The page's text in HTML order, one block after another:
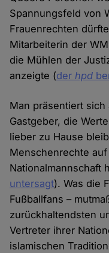
Spannungsfeld von
Frauenrechten
Mitarbeiterin der
die Mühlen der
anzeigte (derhpd
Man präsentiert
Gastgeber, die
lieber zu Hause
Menschenrechte
Nationalmannschaft
untersagt). Was die
Fußballfans –
zurückhaltendsten
Vertreter ihrer
islamischen